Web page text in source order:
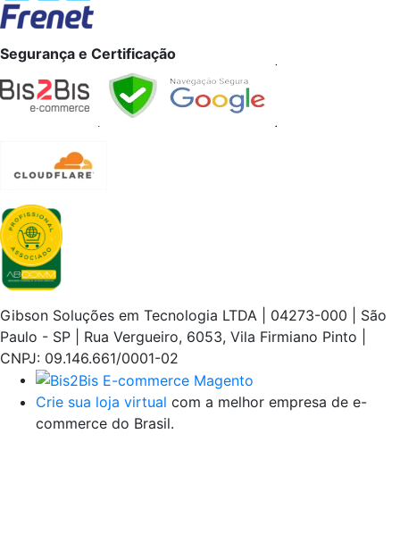
Segurança e Certificação
Gibson Soluções em Tecnologia LTDA | 04273-000 | São
Paulo - SP | Rua Vergueiro, 6053, Vila Firmiano Pinto |
CNPJ: 09.146.661/0001-02
Crie sua loja virtual com a melhor empresa de e-
commerce do Brasil.